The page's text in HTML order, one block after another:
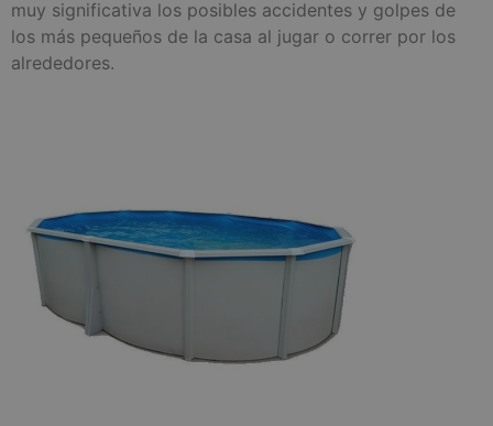
muy significativa los posibles accidentes y golpes de
los más pequeños de la casa al jugar o correr por los
alrededores.